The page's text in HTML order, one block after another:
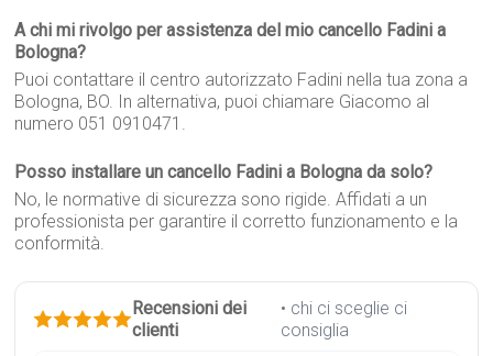
A chi mi rivolgo per assistenza del mio cancello Fadini a
Bologna?
Puoi contattare il centro autorizzato Fadini nella tua zona a
Bologna, BO. In alternativa, puoi chiamare Giacomo al
numero 051 0910471.
Posso installare un cancello Fadini a Bologna da solo?
No, le normative di sicurezza sono rigide. Affidati a un
professionista per garantire il corretto funzionamento e la
conformità.
Recensioni dei
clienti
• chi ci sceglie ci
consiglia